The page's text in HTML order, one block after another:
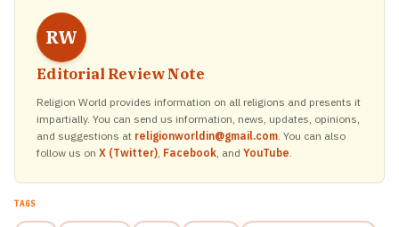
RW
Editorial Review Note
Religion World provides information on all religions and presents it
impartially. You can send us information, news, updates, opinions,
and suggestions at religionworldin@gmail.com. You can also
follow us on X (Twitter), Facebook, and YouTube.
TAGS